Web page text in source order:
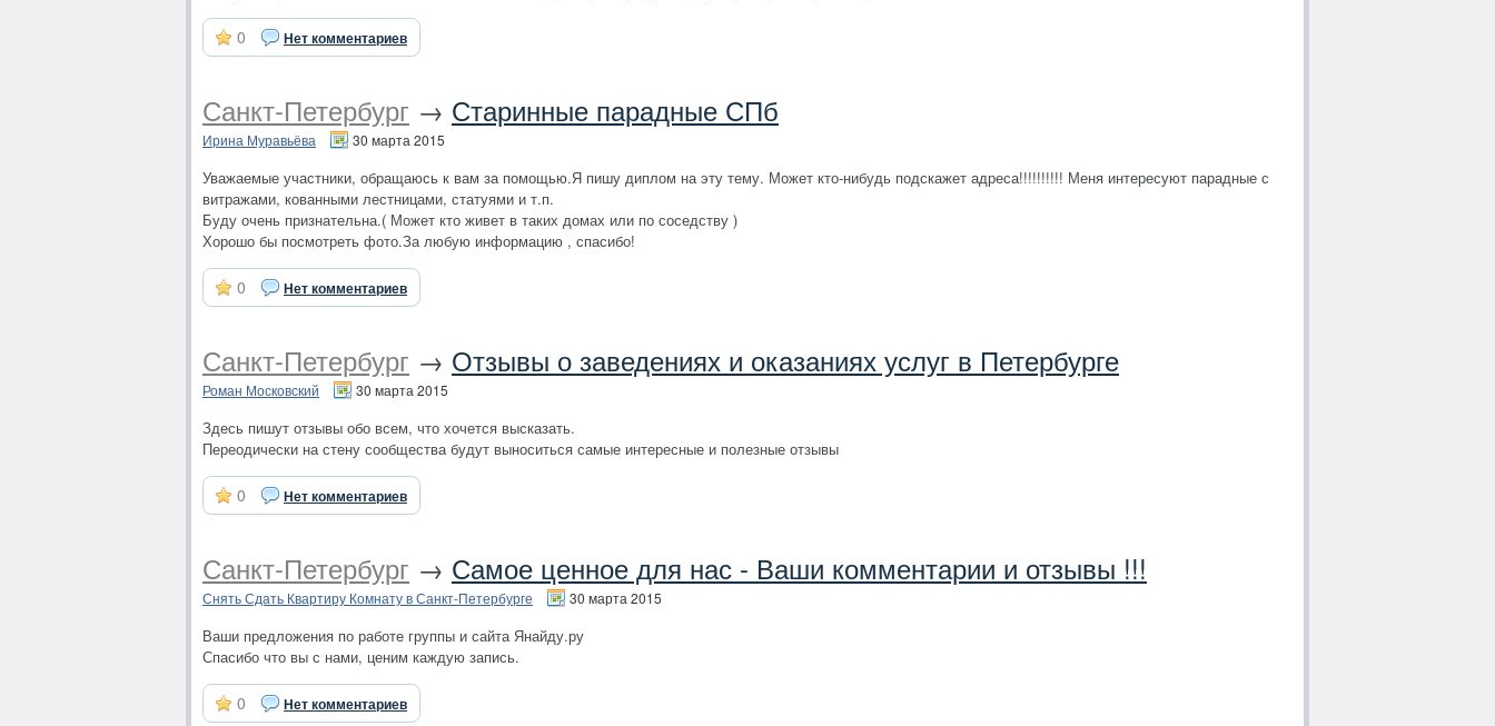
0 Нет комментариев
Санкт-Петербург → Старинные парадные СПб
Ирина Муравьёва 30 марта 2015
Уважаемые участники, обращаюсь к вам за помощью.Я пишу диплом на эту тему. Может кто-нибудь подскажет адреса!!!!!!!!!! Меня интересуют парадные с
витражами, кованными лестницами, статуями и т.п.
Буду очень признательна.( Может кто живет в таких домах или по соседству )
Хорошо бы посмотреть фото.За любую информацию , спасибо!
0 Нет комментариев
Санкт-Петербург → Отзывы о заведениях и оказаниях услуг в Петербурге
Роман Московский 30 марта 2015
Здесь пишут отзывы обо всем, что хочется высказать.
Переодически на стену сообщества будут выноситься самые интересные и полезные отзывы
0 Нет комментариев
Санкт-Петербург → Самое ценное для нас - Ваши комментарии и отзывы !!!
Снять Сдать Квартиру Комнату в Санкт-Петербурге 30 марта 2015
Ваши предложения по работе группы и сайта Янайду.ру
Спасибо что вы с нами, ценим каждую запись.
0 Нет комментариев